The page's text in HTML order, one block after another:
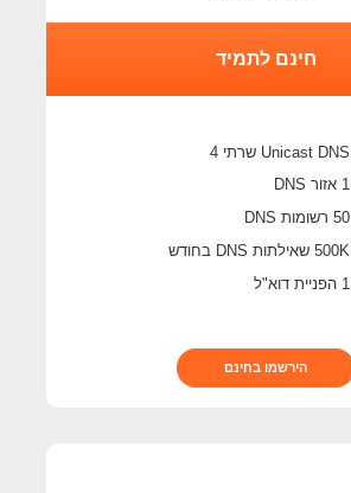
חינם לתמיד
Unicast DNS שרתי 4
1 אזור DNS
50 רשומות DNS
500K שאילתות DNS בחודש
1 הפניית דוא"ל
הירשמו בחינם